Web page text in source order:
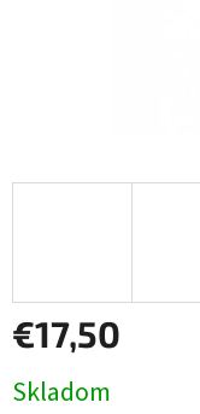
€17,50
cena:
Skladom